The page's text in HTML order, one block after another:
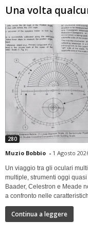
Una volta
280
Muzio Bobbio - 1 Agosto
Un viaggio tra gli oculari
multiple, strumenti oggi
Baader, Celestron e Meade
a confronto nelle
Continua a leggere